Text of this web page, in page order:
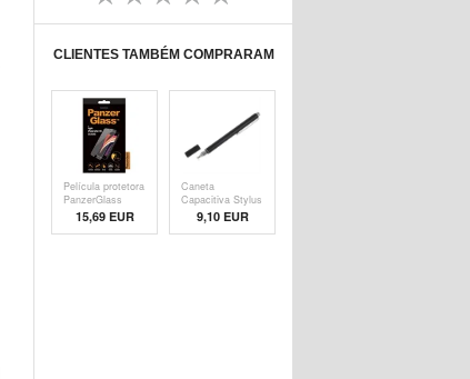
CLIENTES TAMBÉM COMPRARAM
Película protetora
PanzerGlass
15,69 EUR
Caneta
Capacitiva Stylus
- Pre9,10 EUR